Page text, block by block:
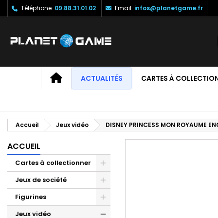
Téléphone: 09.88.31.01.02 Email: infos@planetgame.fr
ACCUEILACTUALITÉS CARTES À
Accueil Jeux vidéo DISNEY PRINCESS MON ROYAUME
ACCUEIL
Cartes à collectionner
Jeux de société
Figurines
Jeux vidéo